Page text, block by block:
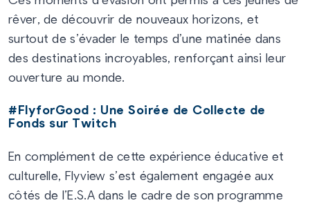
rêver, de découvrir de nouveaux horizons, et
surtout de s’évader le temps d’une matinée dans
des destinations incroyables, renforçant ainsi leur
ouverture au monde.
#FlyforGood : Une Soirée de Collecte de
Fonds sur Twitch
En complément de cette expérience éducative et
culturelle, Flyview s’est également engagée aux
côtés de l’E.S.A dans le cadre de son programme